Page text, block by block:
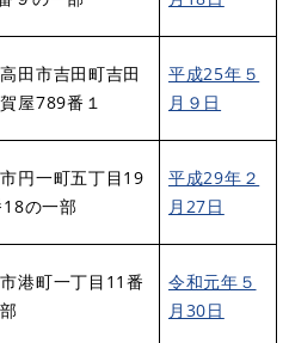
田市吉田町吉田
屋789番１
平成25年５
月９日
円一町五丁目19
の一部
平成29年２
月27日
港町一丁目11番
令和元年５
月30日